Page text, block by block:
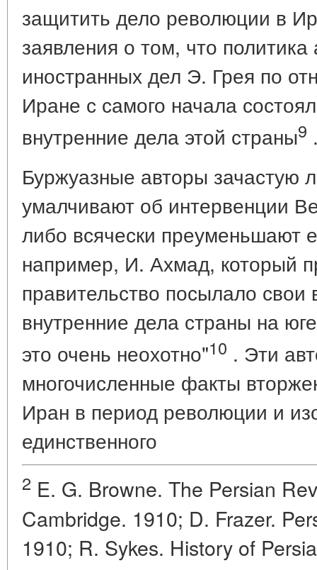
защитить дело революции в
заявления о том, что политика
иностранных дел Э. Грея по
Иране с самого начала
внутренние дела этой страны9
Буржуазные авторы зачастую
умалчивают об интервенции
либо всячески преуменьшают
например, И. Ахмад, который
правительство посылало
внутренние дела страны на
это очень неохотно"10 . Эти
многочисленные факты
Иран в период революции и
единственного
2 E. G. Browne. The Persian
Cambridge. 1910; D. Frazer.
1910; R. Sykes. History of